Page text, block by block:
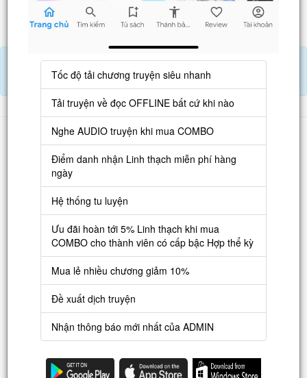
Tải APP đọc truyện OFFLINE và nghe AUDIO khi mua combo.
Điểm danh hàng ngày nhận Lịch Thạch
Danh sách
Truyện mới
Truyện Hot
Truyện Full
Truyện Dịch Miễn Phí
Thao tác
Đăng ký tài khoản
Danh sách combo
Tốc độ tải chương truyện siêu nhanh
Tải truyện về đọc OFFLINE bất cứ khi nào
Nghe AUDIO truyện khi mua COMBO
Điểm danh nhận Linh thạch miễn phí hàng
ngày
Hệ thống tu luyện
Ưu đãi hoàn tới 5% Linh thạch khi mua
COMBO cho thành viên có cấp bậc Hợp thể kỳ
Mua lẻ nhiều chương giảm 10%
Đề xuất dịch truyện
Nhận thông báo mới nhất của ADMIN